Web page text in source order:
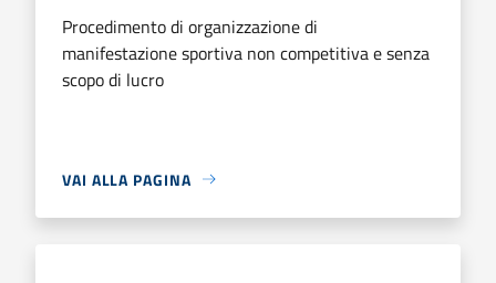
Procedimento di organizzazione di
manifestazione sportiva non competitiva e senza
scopo di lucro
VAI ALLA PAGINA